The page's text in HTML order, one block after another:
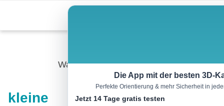
content
Wandern
kleine
Die App mit der besten 3D-
Perfekte Orientierung & mehr Sicherheit in
Jetzt 14 Tage gratis testen